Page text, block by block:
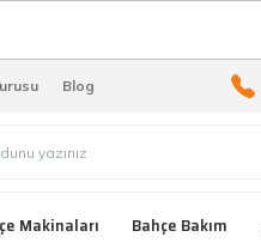
Blog
Makinaları Bahçe Bakım